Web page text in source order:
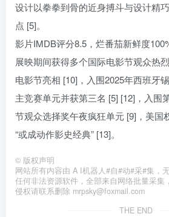
设计以拳拳到骨的近身搏斗与设计精
点 [5]。
影片IMDB评分8.5，烂番茄新鲜度
展映期间获得多个国际电影节观众热
电影节亮相 [10]，入围2025年西班牙
主竞赛单元并获第三名 [5] [12]，入围
节观众选择奖午夜疯狂单元 [9]，美国
“或成动作影史经典” [13]。
© 版权声明
网站所有内容由 A I机器人#自#动#采#集，
任何非法资源软件，全部来自网络批量采集
侵权请联系删除 mrpsky@foxmail.com
THE END